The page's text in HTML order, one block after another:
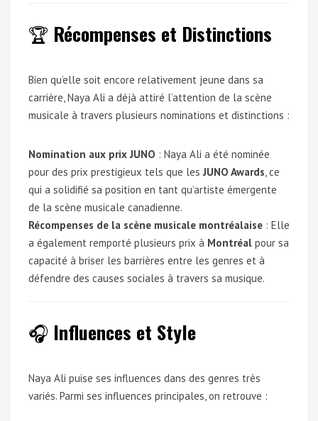
🏆 Récompenses et Distinctions
Bien qu’elle soit encore relativement jeune dans sa
carrière, Naya Ali a déjà attiré l’attention de la scène
musicale à travers plusieurs nominations et distinctions :
Nomination aux prix JUNO : Naya Ali a été nominée
pour des prix prestigieux tels que lesJUNO Awards, ce
qui a solidifié sa position en tant qu’artiste émergente
de la scène musicale canadienne.
Récompenses de la scène musicale montréalaise : Elle
a également remporté plusieurs prix à Montréal pour sa
capacité à briser les barrières entre les genres et à
défendre des causes sociales à travers sa musique.
🎧 Influences et Style
Naya Ali puise ses influences dans des genres très
variés. Parmi ses influences principales, on retrouve :